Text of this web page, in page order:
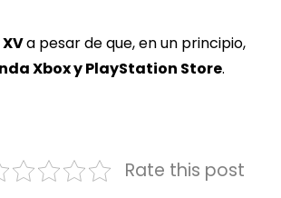
XVa pesar de que, en un principio,
Xbox y PlayStation Store.
Rate this post